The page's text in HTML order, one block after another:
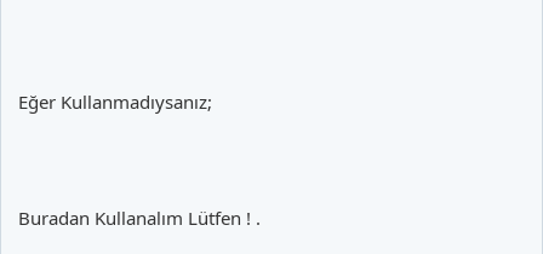
Eğer Kullanmadıysanız;
Buradan Kullanalım Lütfen ! .